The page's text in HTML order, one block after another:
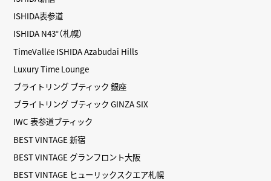
ISHIDA表参道
ISHIDA N43°（札幌）
TimeVallée ISHIDA Azabudai Hills
Luxury Time Lounge
ブライトリング ブティック 銀座
ブライトリング ブティック GINZA SIX
IWC 表参道ブティック
BEST VINTAGE 新宿
BEST VINTAGE グランフロント大阪
BEST VINTAGE ヒューリックスクエア札幌